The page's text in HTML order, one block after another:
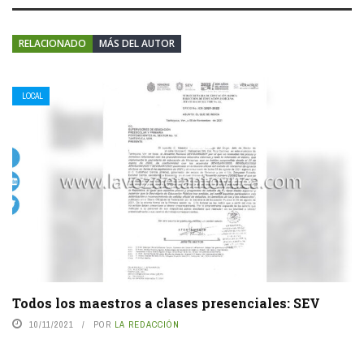
RELACIONADO MÁS DEL AUTOR
LOCAL
Todos los maestros a clases presenciales: SEV
10/11/2021 POR LA REDACCIÓN